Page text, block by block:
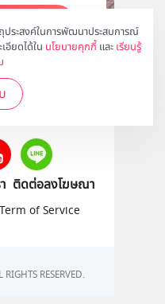
ระสงค์ในการพัฒนาประสบการณ์
อียดได้ใน นโยบายคุกกี้ และ เรียนรู้
ได้ที่
ติดต่อลงโฆษณา
Term of Service
RESERVED.